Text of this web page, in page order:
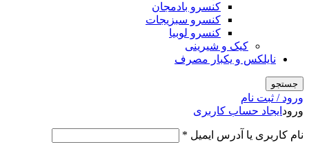
کنسرو بادمجان
کنسرو سبزیجات
کنسرو لوبیا
کیک و شیرینی
نایلکس و یکبار مصرف
جستجو
ورود / ثبت نام
ورود ایجاد حساب کاربری
نام کاربری یا آدرس ایمیل *